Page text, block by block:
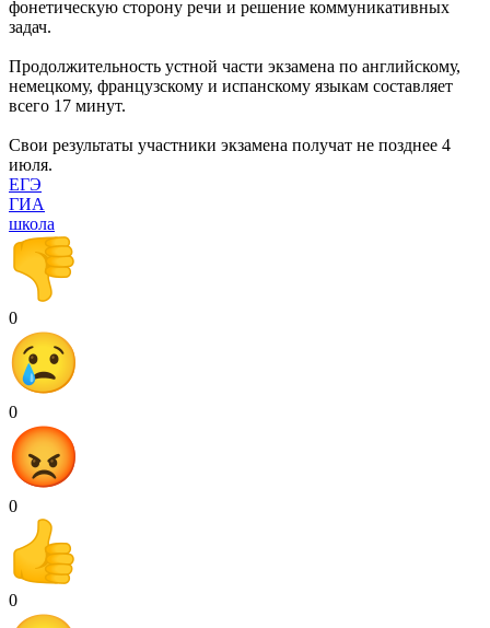
фонетическую сторону речи и решение коммуникативных
задач.
Продолжительность устной части экзамена по английскому,
немецкому, французскому и испанскому языкам составляет
всего 17 минут.
Свои результаты участники экзамена получат не позднее 4
июля.
ЕГЭ
ГИА
школа
0
0
0
0